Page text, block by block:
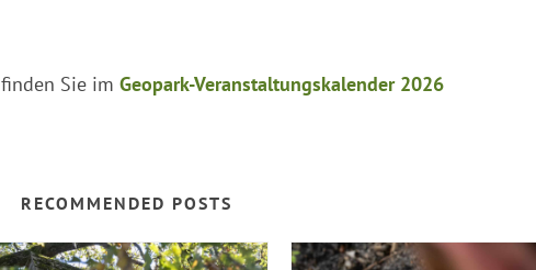
finden Sie im Geopark-Veranstaltungskalender 2026
RECOMMENDED POSTS